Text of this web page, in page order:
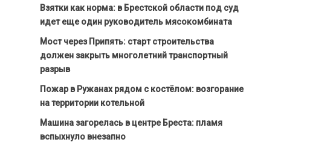
Взятки как норма: в Брестской области под суд
идет еще один руководитель мясокомбината
Мост через Припять: старт строительства
должен закрыть многолетний транспортный
разрыв
Пожар в Ружанах рядом с костёлом: возгорание
на территории котельной
Машина загорелась в центре Бреста: пламя
вспыхнуло внезапно